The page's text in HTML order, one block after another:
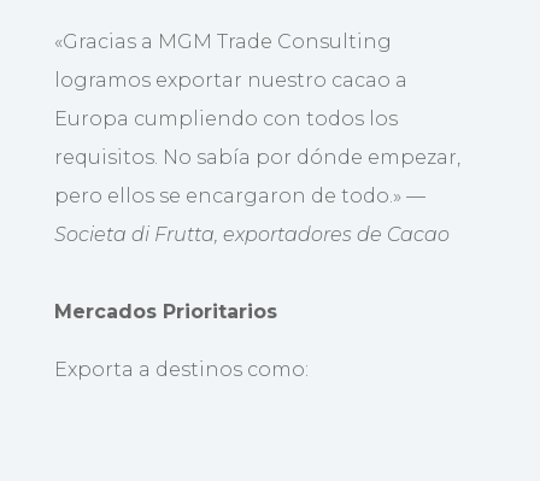
«Gracias a MGM Trade Consulting
logramos exportar nuestro cacao a
Europa cumpliendo con todos los
requisitos. No sabía por dónde empezar,
pero ellos se encargaron de todo.» —
Societa di Frutta, exportadores de Cacao
Mercados Prioritarios
Exporta a destinos como: